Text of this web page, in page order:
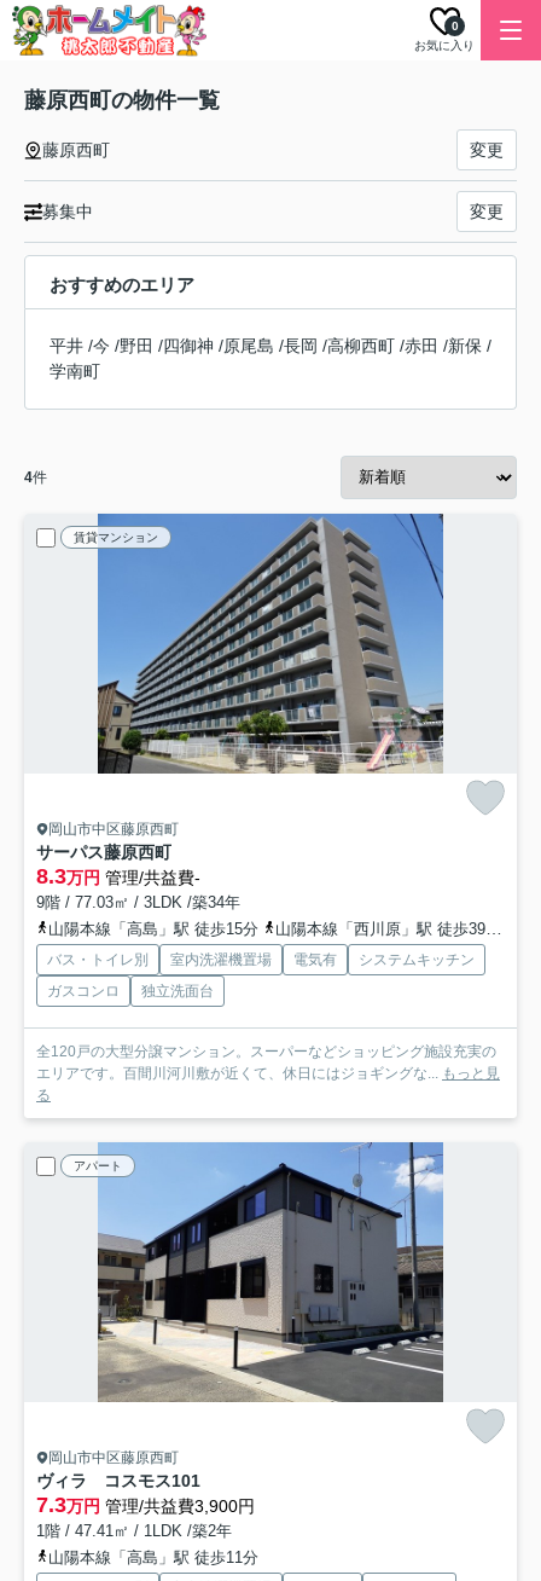
お気に入り
0
藤原西町の物件一覧
藤原西町 変更
募集中 変更
おすすめのエリア
平井 /今 /野田 /四御神 /原尾島 /長岡 /高柳西町 /赤田 /新保 /
学南町
4件
賃貸マンション
岡山市中区藤原西町
サーパス藤原西町
8.3万円 管理/共益費-
9階 / 77.03㎡ / 3LDK /築34年
山陽本線「高島」駅 徒歩15分
山陽本線「西川原」駅 徒歩39分
バス・トイレ別 室内洗濯機置場 電気有
システムキッチン
ガスコンロ
独立洗面台
全120戸の大型分譲マンション。スーパーなどショッピング施設充実の
エリアです。百間川河川敷が近くて、休日にはジョギングな... もっと見
る
アパート
岡山市中区藤原西町
ヴィラ コスモス101
7.3万円 管理/共益費3,900円
1階 / 47.41㎡ / 1LDK /築2年
山陽本線「高島」駅 徒歩11分